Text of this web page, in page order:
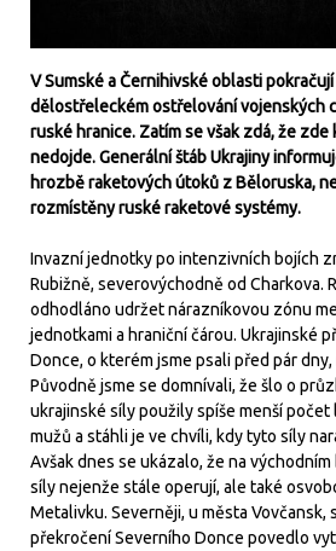
V Sumské a Černihivské oblasti
dělostřeleckém ostřelování vojenských
ruské hranice. Zatím se však zdá, že
nedojde. Generální štáb Ukrajiny
hrozbě raketových útoků z Běloruska,
rozmístěny ruské raketové systémy.
Invazní jednotky po intenzivních bojích
Rubižně, severovýchodně od Charkova.
odhodláno udržet nárazníkovou zónu
jednotkami a hraniční čárou. Ukrajinské
Donce, o kterém jsme psali před pár
Původně jsme se domnívali, že šlo o
ukrajinské síly použily spíše menší
mužů a stáhli je ve chvíli, kdy tyto síly
Avšak dnes se ukázalo, že na
síly nejenže stále operují, ale také
Metalivku. Severněji, u města Vovčansk,
překročení Severního Donce povedlo